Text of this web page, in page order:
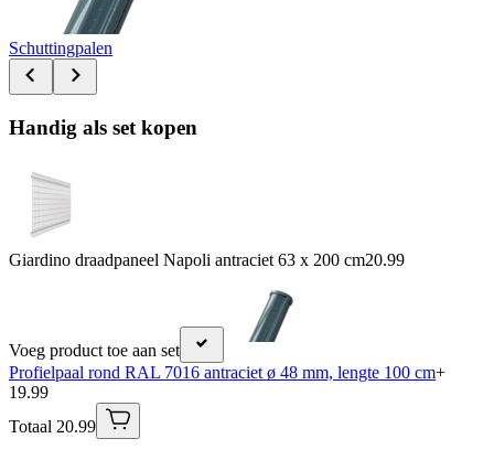
Schuttingpalen
Handig als set kopen
Giardino draadpaneel Napoli antraciet 63 x 200 cm20.99
Voeg product toe aan set
Profielpaal rond RAL 7016 antraciet ø 48 mm, lengte 100 cm+
19.99
Totaal 20.99